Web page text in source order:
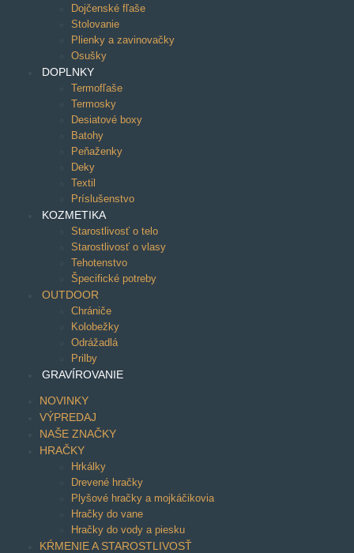
Dojčenské fľaše
Stolovanie
Plienky a zavinovačky
Osušky
DOPLNKY
Termofľaše
Termosky
Desiatové boxy
Batohy
Peňaženky
Deky
Textil
Príslušenstvo
KOZMETIKA
Starostlivosť o telo
Starostlivosť o vlasy
Tehotenstvo
Špecifické potreby
OUTDOOR
Chrániče
Kolobežky
Odrážadlá
Prilby
GRAVÍROVANIE
NOVINKY
VÝPREDAJ
NAŠE ZNAČKY
HRAČKY
Hrkálky
Drevené hračky
Plyšové hračky a mojkáčikovia
Hračky do vane
Hračky do vody a piesku
KŔMENIE A STAROSTLIVOSŤ